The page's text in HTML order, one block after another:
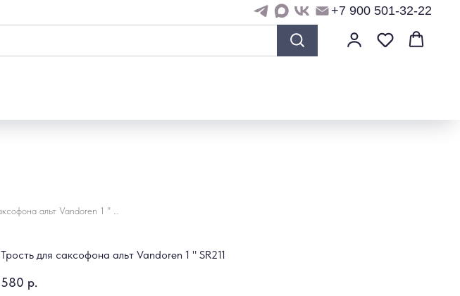
+7 900 501-32-22
Трость для саксофона альт Vandoren 1 " SR211
580 р.